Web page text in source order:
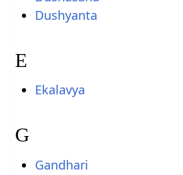
Dushyanta
E
Ekalavya
G
Gandhari